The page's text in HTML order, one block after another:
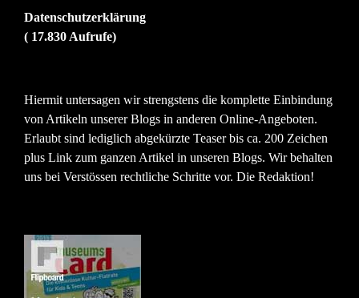
Datenschutzerklärung
( 17.830 Aufrufe)
Hiermit untersagen wir strengstens die komplette Einbindung
von Artikeln unserer Blogs in anderen Online-Angeboten.
Erlaubt sind lediglich abgekürzte Teaser bis ca. 200 Zeichen
plus Link zum ganzen Artikel in unseren Blogs. Wir behalten
uns bei Verstössen rechtliche Schritte vor. Die Redaktion!